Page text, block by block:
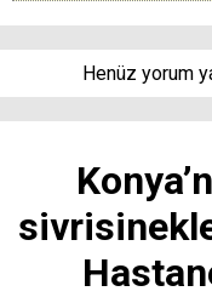
Henüz yorum